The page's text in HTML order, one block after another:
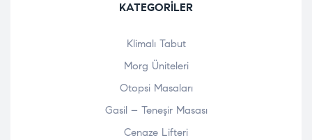
KATEGORILER
Klimalı Tabut
Morg Üniteleri
Otopsi Masaları
Gasil – Teneşir Masası
Cenaze Lifteri